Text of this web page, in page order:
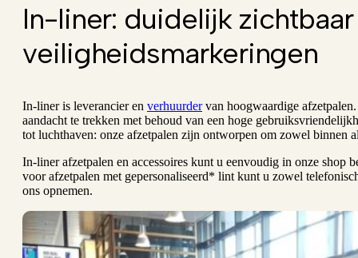
In-liner: duidelijk
veiligheidsmarkeringen
In-liner is leverancier en verhuurdervan hoogwaardige
aandacht te trekken met behoud van een hoge
tot luchthaven: onze afzetpalen zijn ontworpen om zowel binnen
In-liner afzetpalen en accessoires kunt u eenvoudig in onze shop
voor afzetpalen met gepersonaliseerd* lint kunt u zowel
ons opnemen.